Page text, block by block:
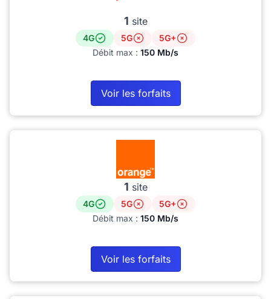
1 site
4G 5G
5G+
Débit max : 150 Mb/s
Voir les forfaits
1 site
4G 5G
5G+
Débit max : 150 Mb/s
Voir les forfaits